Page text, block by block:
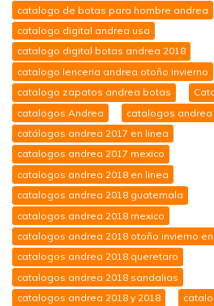
catalogo de botas para hombre andrea
catalogo digital andrea usa
catalogo digital botas andrea 2018
catalogo lenceria andrea otoño invierno
catalogo zapatos andrea botas
catalogos Andrea
catalogos andrea
catálogos andrea 2017 en linea
catalogos andrea 2017 mexico
catalogos andrea 2018 en linea
catalogos andrea 2018 guatemala
catalogos andrea 2018 mexico
catalogos andrea 2018 otoño invierno
catalogos andrea 2018 queretaro
catalogos andrea 2018 sandalias
catalogos andrea 2018 y 2018